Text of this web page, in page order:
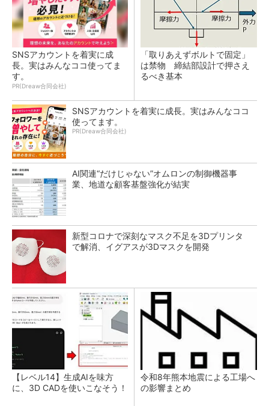
SNSアカウントを着実に成
長。実はみんなココ使ってま
す。
PR(Dreaw合同会社)
「取りあえずボルトで固定」
は禁物 締結部設計で押さえ
るべき基本
SNSアカウントを着実に成長。実はみんなココ
使ってます。
PR(Dreaw合同会社)
AI関連“だけじゃない”オムロンの制御機器事
業、地道な顧客基盤強化が結実
新型コロナで深刻なマスク不足を3Dプリンタ
で解消、イグアスが3Dマスクを開発
【レベル14】生成AIを味方
に、3D CADを使いこなそう！
令和8年熊本地震による工場へ
の影響まとめ